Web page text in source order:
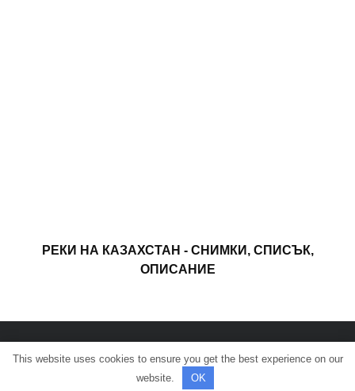
РЕКИ НА КАЗАХСТАН - СНИМКИ, СПИСЪК,
ОПИСАНИЕ
© Всички права запазени.
This website uses cookies to ensure you get the best experience on our
website.
OK